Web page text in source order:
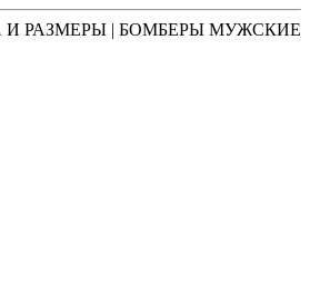
РАЗМЕРЫ | БОМБЕРЫ МУЖСКИЕ